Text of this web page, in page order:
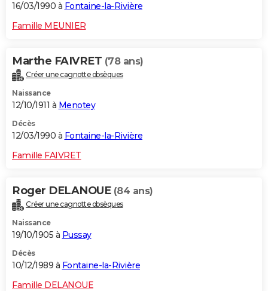
16/03/1990 à Fontaine-la-Rivière
Famille MEUNIER
Marthe FAIVRET (78 ans)
Créer une cagnotte obsèques
Naissance
12/10/1911 à Menotey
Décès
12/03/1990 à Fontaine-la-Rivière
Famille FAIVRET
Roger DELANOUE (84 ans)
Créer une cagnotte obsèques
Naissance
19/10/1905 à Pussay
Décès
10/12/1989 à Fontaine-la-Rivière
Famille DELANOUE